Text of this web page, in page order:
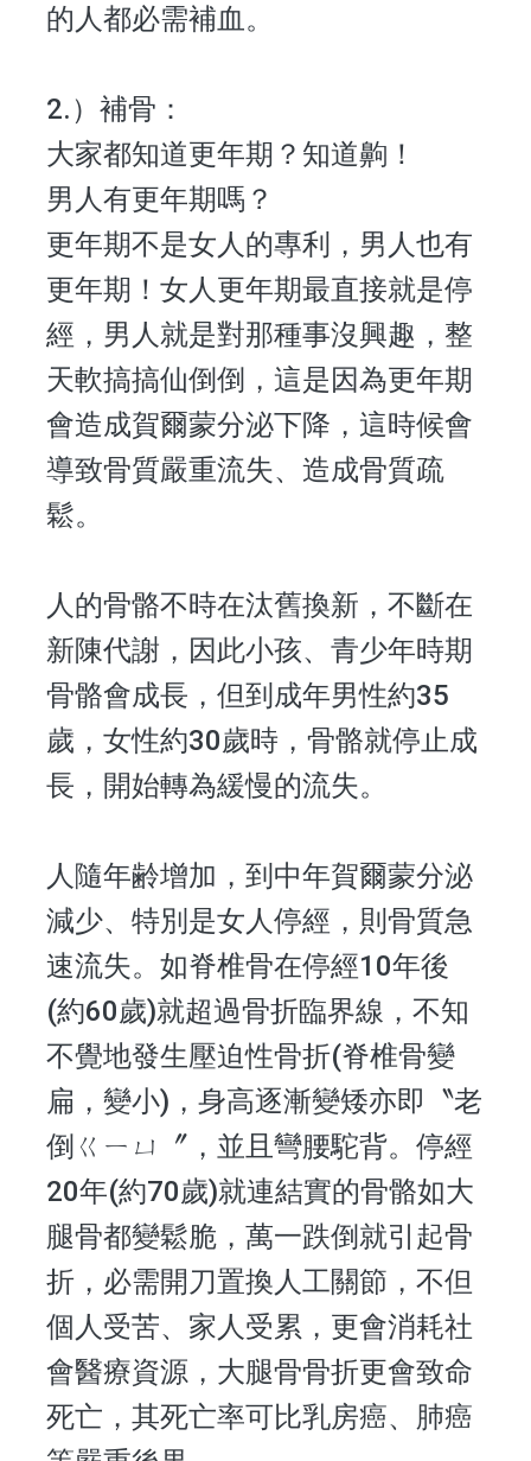
的人都必需補血。
2.）補骨：
大家都知道更年期？知道齁！
男人有更年期嗎？
更年期不是女人的專利，男人也有
更年期！女人更年期最直接就是停
經，男人就是對那種事沒興趣，整
天軟搞搞仙倒倒，這是因為更年期
會造成賀爾蒙分泌下降，這時候會
導致骨質嚴重流失、造成骨質疏
鬆。
人的骨骼不時在汰舊換新，不斷在
新陳代謝，因此小孩、青少年時期
骨骼會成長，但到成年男性約35
歲，女性約30歲時，骨骼就停止成
長，開始轉為緩慢的流失。
人隨年齢增加，到中年賀爾蒙分泌
減少、特別是女人停經，則骨質急
速流失。如脊椎骨在停經10年後
(約60歲)就超過骨折臨界線，不知
不覺地發生壓迫性骨折(脊椎骨變
扁，變小)，身高逐漸變矮亦即〝老
倒ㄍㄧㄩ〞，並且彎腰駝背。停經
20年(約70歲)就連結實的骨骼如大
腿骨都變鬆脆，萬一跌倒就引起骨
折，必需開刀置換人工關節，不但
個人受苦、家人受累，更會消耗社
會醫療資源，大腿骨骨折更會致命
死亡，其死亡率可比乳房癌、肺癌